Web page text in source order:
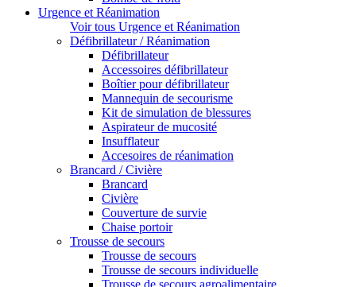
Urgence et Réanimation
Voir tous Urgence et Réanimation
Défibrillateur / Réanimation
Défibrillateur
Accessoires défibrillateur
Boîtier pour défibrillateur
Mannequin de secourisme
Kit de simulation de blessures
Aspirateur de mucosité
Insufflateur
Accesoires de réanimation
Brancard / Civière
Brancard
Civière
Couverture de survie
Chaise portoir
Trousse de secours
Trousse de secours
Trousse de secours individuelle
Trousse de secours agroalimentaire